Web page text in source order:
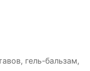
гель-бальзам,